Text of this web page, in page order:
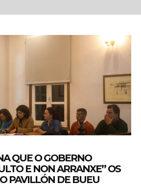
QUE O GOBERNO
E NON ARRANXE” OS
PAVILLÓN DE BUEU